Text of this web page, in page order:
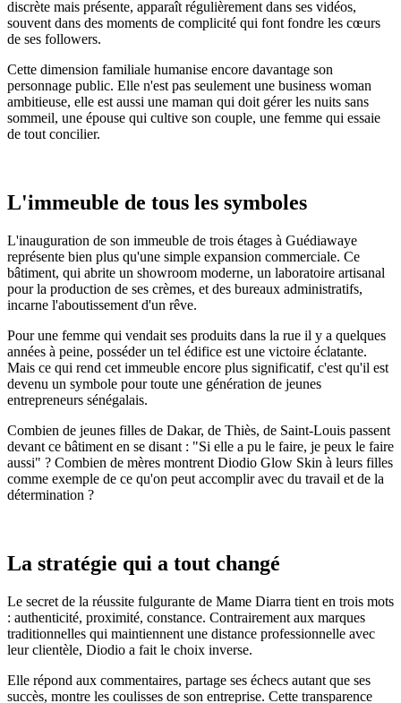
discrète mais présente, apparaît régulièrement dans ses vidéos,
souvent dans des moments de complicité qui font fondre les cœurs
de ses followers.
Cette dimension familiale humanise encore davantage son
personnage public. Elle n'est pas seulement une business woman
ambitieuse, elle est aussi une maman qui doit gérer les nuits sans
sommeil, une épouse qui cultive son couple, une femme qui essaie
de tout concilier.
L'immeuble de tous les symboles
L'inauguration de son immeuble de trois étages à Guédiawaye
représente bien plus qu'une simple expansion commerciale. Ce
bâtiment, qui abrite un showroom moderne, un laboratoire artisanal
pour la production de ses crèmes, et des bureaux administratifs,
incarne l'aboutissement d'un rêve.
Pour une femme qui vendait ses produits dans la rue il y a quelques
années à peine, posséder un tel édifice est une victoire éclatante.
Mais ce qui rend cet immeuble encore plus significatif, c'est qu'il est
devenu un symbole pour toute une génération de jeunes
entrepreneurs sénégalais.
Combien de jeunes filles de Dakar, de Thiès, de Saint-Louis passent
devant ce bâtiment en se disant : "Si elle a pu le faire, je peux le faire
aussi" ? Combien de mères montrent Diodio Glow Skin à leurs filles
comme exemple de ce qu'on peut accomplir avec du travail et de la
détermination ?
La stratégie qui a tout changé
Le secret de la réussite fulgurante de Mame Diarra tient en trois mots
: authenticité, proximité, constance. Contrairement aux marques
traditionnelles qui maintiennent une distance professionnelle avec
leur clientèle, Diodio a fait le choix inverse.
Elle répond aux commentaires, partage ses échecs autant que ses
succès, montre les coulisses de son entreprise. Cette transparence